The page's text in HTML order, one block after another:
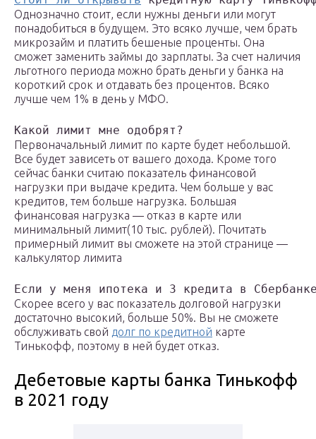
Однозначно стоит, если нужны деньги или могут
понадобиться в будущем. Это всяко лучше, чем брать
микрозайм и платить бешеные проценты. Она
сможет заменить займы до зарплаты. За счет наличия
льготного периода можно брать деньги у банка на
короткий срок и отдавать без процентов. Всяко
лучше чем 1% в день у МФО.
Какой лимит мне одобрят?
Первоначальный лимит по карте будет небольшой.
Все будет зависеть от вашего дохода. Кроме того
сейчас банки считаю показатель финансовой
нагрузки при выдаче кредита. Чем больше у вас
кредитов, тем больше нагрузка. Большая
финансовая нагрузка — отказ в карте или
минимальный лимит(10 тыс. рублей). Почитать
примерный лимит вы сможете на этой странице —
калькулятор лимита
Если у меня ипотека и 3 кредита в
Скорее всего у вас показатель долговой нагрузки
достаточно высокий, больше 50%. Вы не сможете
обслуживать свой долг по кредитной карте
Тинькофф, поэтому в ней будет отказ.
Дебетовые карты банка Тинькофф
в 2021 году